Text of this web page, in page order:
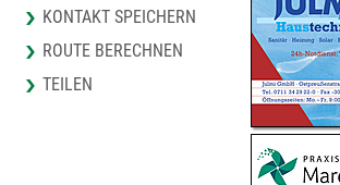
KONTAKT SPEICHERN
ROUTE BERECHNEN
TEILEN